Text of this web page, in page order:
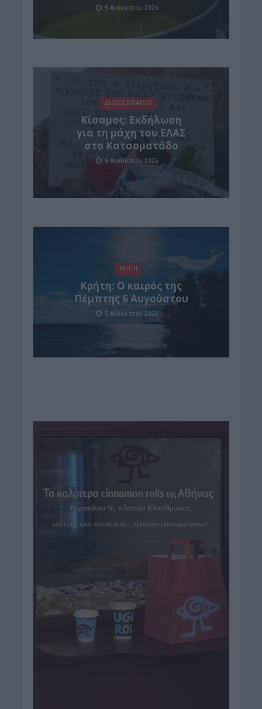
5 Αυγούστου 2026
ΔΉΜΟΣ ΚΙΣΆΜΟΥ
Κίσαμος: Εκδήλωση
για τη μάχη του ΕΛΑΣ
στο Κατσοματάδο
5 Αυγούστου 2026
ΚΡΗΤΗ
Κρήτη: Ο καιρός της
Πέμπτης 6 Αυγούστου
5 Αυγούστου 2026